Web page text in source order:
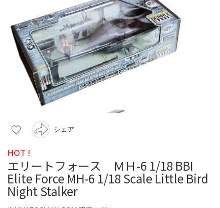
シェア
HOT !
エリートフォース ＭＨ-6 1/18 BBI
Elite Force MH-6 1/18 Scale Little Bird
Night Stalker